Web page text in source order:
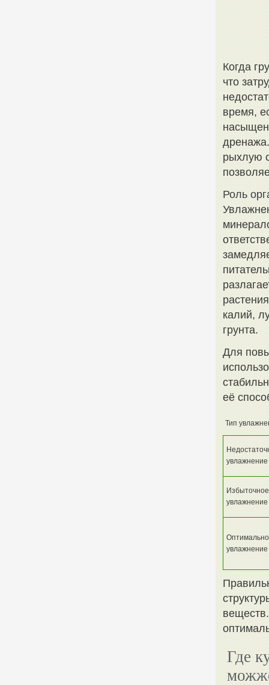
Когда
что
время,
рыхлую
Роль
калий,
грунта.
Для
её
Тип
увлажнение
Избыточное
увлажнение
увлажнение
Где